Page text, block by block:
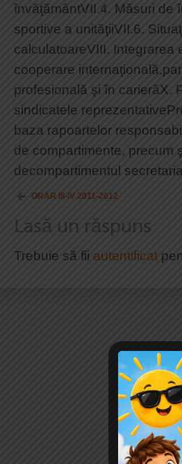
învăţământVII.4. Măsuri de
sportive a unităţiiVII.6.
calculatoareVIII. Integrarea
cooperare
profesională şi în carierăX.
sindicatele
baza rapoartelor
de compartimente, precum
decompartimentul
ORAR III-IV 2011-2012
Lasă un răspuns
Trebuie să fii autentificat